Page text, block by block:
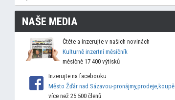
NAŠE MEDIA
Čtěte a inzerujte v našich novinách
Kulturně inzertní měsíčník
měsíčně 17 400 výtisků
Inzerujte na facebooku
Město Žďár nad Sázavou-pronájmy,prodeje,koupě
více než 25 500 členů